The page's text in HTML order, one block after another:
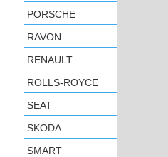
PORSCHE
RAVON
RENAULT
ROLLS-ROYCE
SEAT
SKODA
SMART